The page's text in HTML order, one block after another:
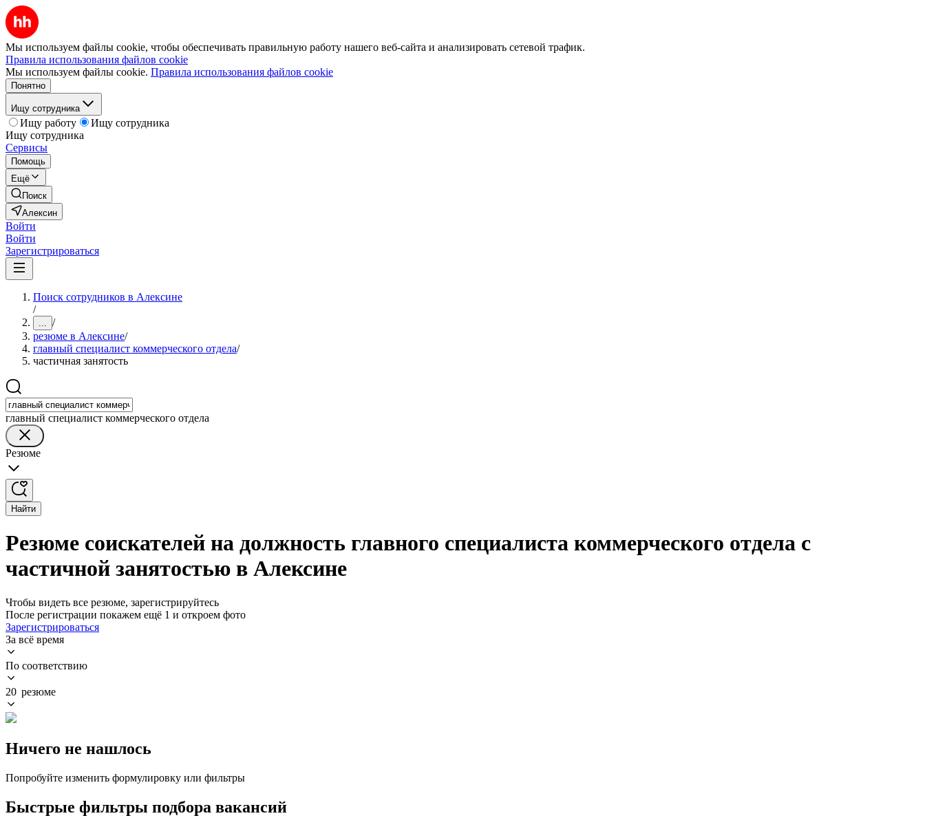
Мы используем файлы cookie, чтобы обеспечивать правильную работу нашего веб-сайта и анализировать сетевой трафик.
Правила использования файлов cookie
Мы используем файлы cookie. Правила использования файлов cookie
Понятно
Ищу сотрудника
Ищу работу
Ищу сотрудника
Ищу сотрудника
Сервисы
Помощь
Ещё
Поиск
Алексин
Войти
Войти
Зарегистрироваться
Поиск сотрудников в Алексине
/
... /
резюме в Алексине/
главный специалист коммерческого отдела/
частичная занятость
главный специалист коммерческого отдела
Резюме
Найти
Резюме соискателей на должность главного специалиста коммерческого отдела с
частичной занятостью в Алексине
Чтобы видеть все резюме, зарегистрируйтесь
После регистрации покажем ещё 1 и откроем фото
Зарегистрироваться
За всё время
По соответствию
20 резюме
Ничего не нашлось
Попробуйте изменить формулировку или фильтры
Быстрые фильтры подбора вакансий